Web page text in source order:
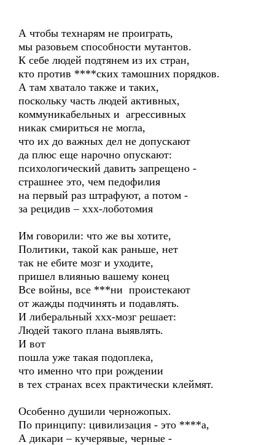
А чтобы технарям не проиграть,
мы разовьем способности мутантов.
К себе людей подтянем из их стран,
кто против ****ских тамошних порядков.
А там хватало также и таких,
поскольку часть людей активных,
коммуникабельных и агрессивных
никак смириться не могла,
что их до важных дел не допускают
да плюс еще нарочно опускают:
психологический давить запрещено -
страшнее это, чем педофилия
на первый раз штрафуют, а потом -
за рецидив – ххх-лоботомия
Им говорили: что же вы хотите,
Политики, такой как раньше, нет
так не ебите мозг и уходите,
пришел влиянью вашему конец
Все войны, все ***ни проистекают
от жажды подчинять и подавлять.
И либеральный ххх-мозг решает:
Людей такого плана выявлять.
И вот
пошла уже такая подоплека,
что именно что при рождении
в тех странах всех практически клеймят.
Особенно душили черножопых.
По принципу: цивилизация - это ****а,
А дикари – кучерявые, черные -